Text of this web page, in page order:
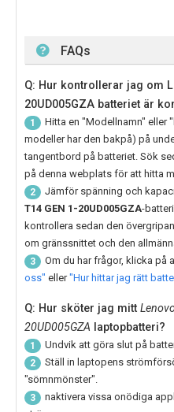
FAQs
Q: Hur kontrollerar jag om
20UD005GZA batteriet är
1
Hitta en "Modellnamn" eller
modeller har den bakpå) på
tangentbord på batteriet. Sök
på denna webplats för att hitta
2 Jämför spänning och
T14 GEN 1-20UD005GZA-
kontrollera sedan den
om gränssnittet och den
3 Om du har frågor, klicka på
oss" eller"Hur hittar jag rätt
Q: Hur sköter jag mitt
20UD005GZA laptopbatteri?
1 Undvik att göra slut på
2
Ställ in laptopens
"sömnmönster".
3
naktivera vissa onödiga